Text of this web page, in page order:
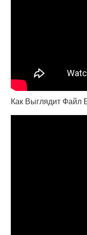
Как Выглядит Файл